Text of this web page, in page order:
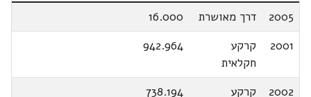
2005
דרך מאושרת
16.000
2001
קרקע
חקלאית
942.964
2002
קרקע
738.194